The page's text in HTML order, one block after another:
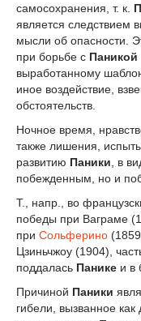
самосохранения, т. к.
является следствием
мысли об опасности.
при борьбе с Паникой
выработанному
иное воздействие,
обстоятельств.
Ночное время,
также лишения,
развитию Паники , в
побежденным, но и
Т., напр., во
победы при Ваграме
при Сольферино
Цзиньчжоу (1904),
поддалась Панике и в
Причиной Паники
гибели, вызванное